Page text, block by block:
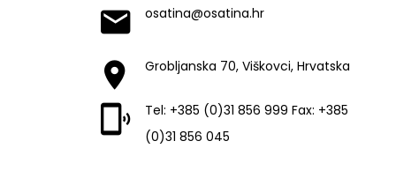
osatina@osatina.hr
Grobljanska 70, Viškovci, Hrvatska
Tel: +385 (0)31 856 999 Fax: +385
(0)31 856 045